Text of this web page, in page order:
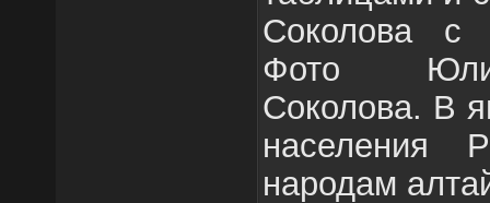
Соколова с
Фото
Соколова. В
населения
народам